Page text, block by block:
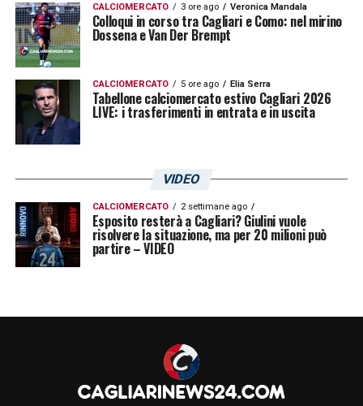
CALCIOMERCATO 3 ore ago Veronica Mandala
Colloqui in corso tra Cagliari e Como: nel mirino
Dossena e Van Der Brempt
CALCIOMERCATO 5 ore ago Elia Serra
Tabellone calciomercato estivo Cagliari 2026
LIVE: i trasferimenti in entrata e in uscita
VIDEO
CALCIOMERCATO 2 settimane ago
Esposito resterà a Cagliari? Giulini vuole
risolvere la situazione, ma per 20 milioni può
partire – VIDEO